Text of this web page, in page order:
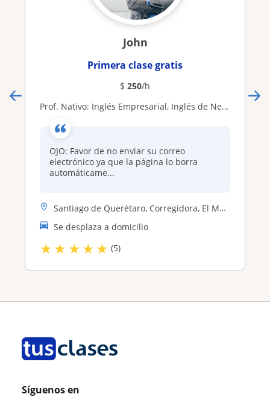
John
Primera clase gratis
$ 250/h
Prof. Nativo: Inglés Empresarial, Inglés de Negocios, Inglés Especializado, Inglés General e Inglés Básico. clases conversacionales
OJO: Favor de no enviar su correo
electrónico ya que la página lo borra
automáticame...
Santiago de Querétaro, Corregidora, El Marqués, Celaya, San Juan del R...
Se desplaza a domicilio
★★ ★★★ (5)
Síguenos en